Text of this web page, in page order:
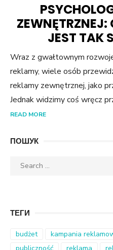
ZEWNĘTRZNEJ:
JEST TAK
Wraz z gwałtownym
reklamy, wiele osób
reklamy zewnętrznej, jako
Jednak widzimy coś wręcz
READ MORE
ПОШУК
Search
ТЕГИ
budżet kampania
publiczność
reklama